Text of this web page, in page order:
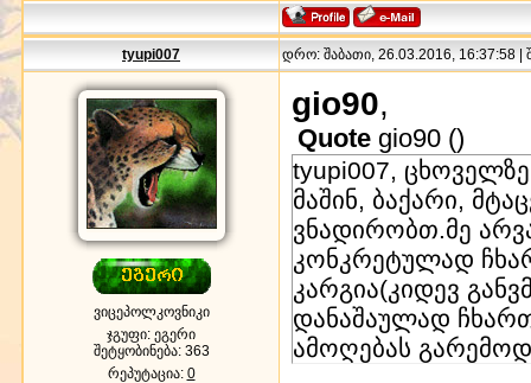
tyupi007 დრო: შაბათი, 26.03.2016, 16:37:58 |
ვიცეპოლკოვნიკი
ჯგუფი: ეგერი
შეტყობინება: 363
რეპუტაცია: 0
gio90,
Quote gio90 ()
tyupi007,
მაშინ, ბაქარი,
ვნადირობთ.მე
კონკრეტულად
კარგია(კიდევ
დანაშაულად
ამოღებას